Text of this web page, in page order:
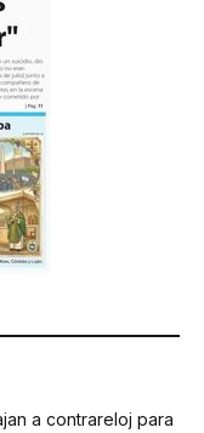
a contrareloj para